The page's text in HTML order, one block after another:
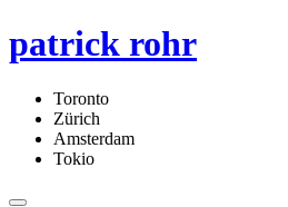
patrick rohr
Toronto
Zürich
Amsterdam
Tokio